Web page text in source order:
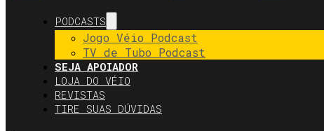
PODCASTS
Jogo Véio Podcast
TV de Tubo Podcast
SEJA APOIADOR
LOJA DO VÉIO
REVISTAS
TIRE SUAS DÚVIDAS